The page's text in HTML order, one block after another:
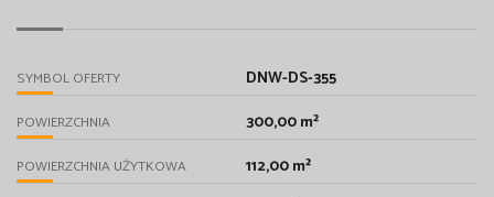
SYMBOL OFERTY DNW-DS-355
POWIERZCHNIA 300,00 m²
POWIERZCHNIA UŻYTKOWA 112,00 m²